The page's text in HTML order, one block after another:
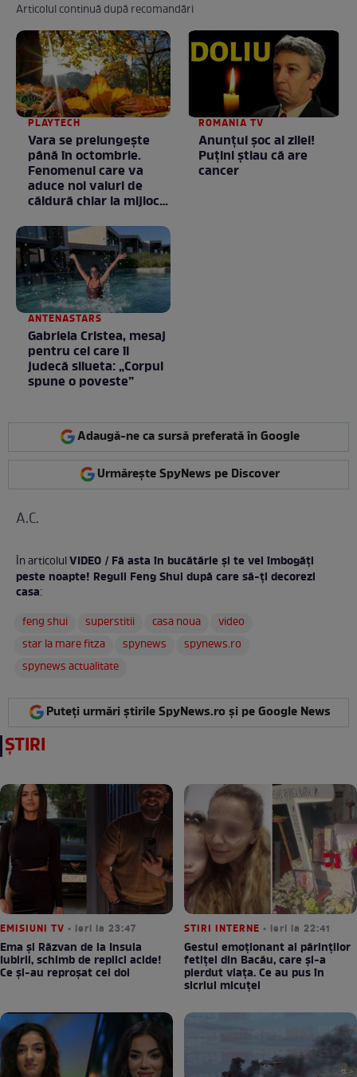
Articolul continuă după recomandări
PLAYTECH
Vara se prelungeşte
până în octombrie.
Fenomenul care va
aduce noi valuri de
căldură chiar la mijlocul
ROMANIA TV
Anunţul şoc al zilei!
Puţini ştiau că are
cancer
ANTENASTARS
Gabriela Cristea, mesaj
pentru cei care îi
judecă silueta: „Corpul
spune o poveste”
Adaugă-ne ca sursă preferată în Google
Urmărește SpyNews pe Discover
A.C.
În articolulVIDEO / Fă asta în bucătărie și te vei îmbogăți
peste noapte! Reguli Feng Shui după care să-ți decorezi
casa:
feng shui
superstitii casa noua
video
star la mare fitza
spynews
spynews.ro
spynews actualitate
Puteți urmări știrile SpyNews.ro și pe Google News
ȘTIRI
EMISIUNI TV • ieri la 23:47
Ema și Răzvan de la Insula
Iubirii, schimb de replici acide!
Ce și-au reproșat cei doi
STIRI INTERNE • ieri la 22:41
Gestul emoționant al părinților
fetiței din Bacău, care și-a
pierdut viața. Ce au pus în
sicriul micuței